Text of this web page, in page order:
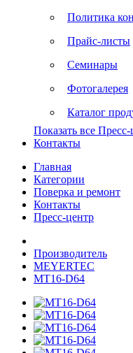
Политика
Прайс-листы
Семинары
Фотогалерея
Каталог
Показать все
Контакты
Главная
Категории
Поверка и ремонт
Контакты
Пресс-центр
Производитель
MEYERTEC
MT16-D64